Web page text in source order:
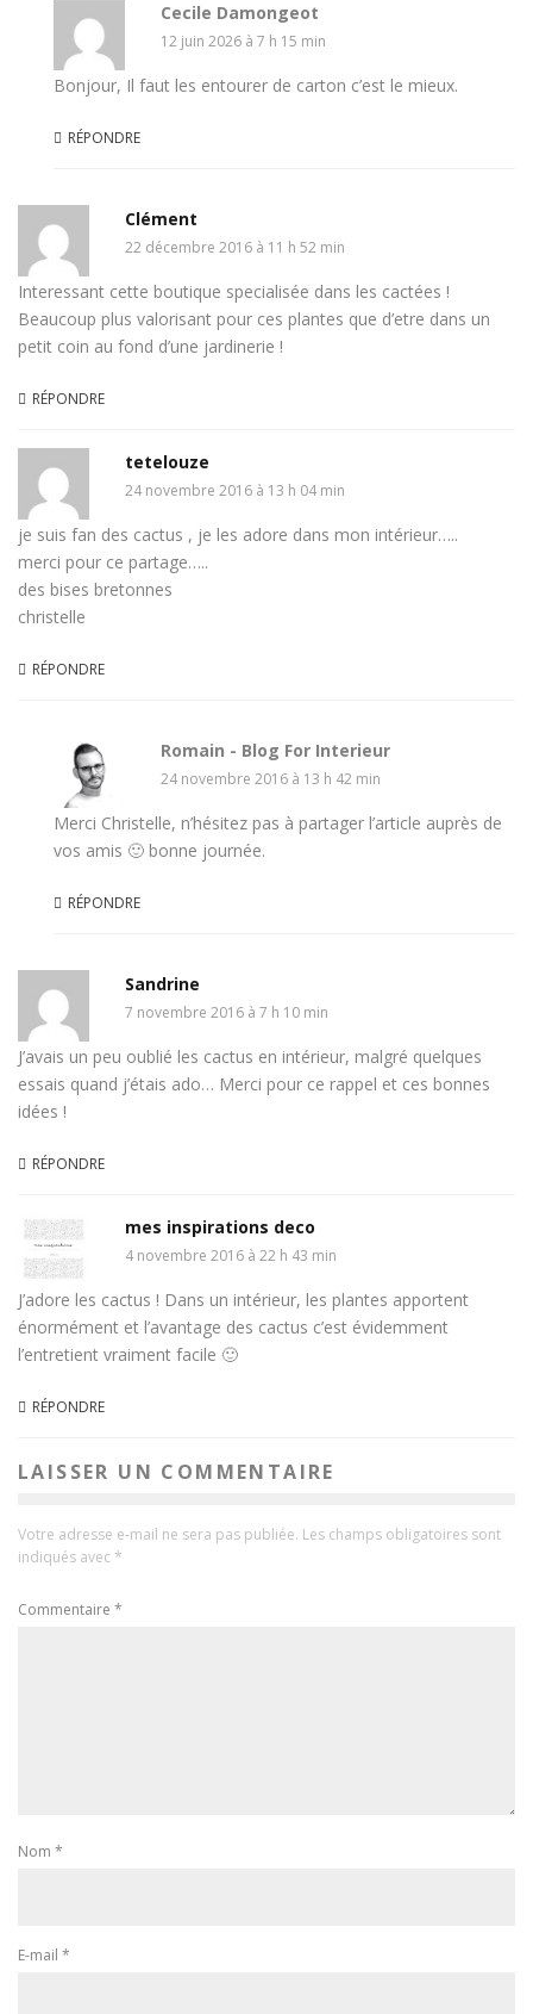
Cecile Damongeot
12 juin 2026 à 7 h 15 min
Bonjour, Il faut les entourer de carton c’est le mieux.
RÉPONDRE
Clément
22 décembre 2016 à 11 h 52 min
Interessant cette boutique specialisée dans les cactées !
Beaucoup plus valorisant pour ces plantes que d’etre dans un
petit coin au fond d’une jardinerie !
RÉPONDRE
tetelouze
24 novembre 2016 à 13 h 04 min
je suis fan des cactus , je les adore dans mon intérieur…..
merci pour ce partage…..
des bises bretonnes
christelle
RÉPONDRE
Romain - Blog For Interieur
24 novembre 2016 à 13 h 42 min
Merci Christelle, n’hésitez pas à partager l’article auprès de
vos amis 🙂 bonne journée.
RÉPONDRE
Sandrine
7 novembre 2016 à 7 h 10 min
J’avais un peu oublié les cactus en intérieur, malgré quelques
essais quand j’étais ado… Merci pour ce rappel et ces bonnes
idées !
RÉPONDRE
mes inspirations deco
4 novembre 2016 à 22 h 43 min
J’adore les cactus ! Dans un intérieur, les plantes apportent
énormément et l’avantage des cactus c’est évidemment
l’entretient vraiment facile 🙂
RÉPONDRE
LAISSER UN COMMENTAIRE
Votre adresse e-mail ne sera pas publiée. Les champs obligatoires sont
indiqués avec *
Commentaire *
Nom *
E-mail *